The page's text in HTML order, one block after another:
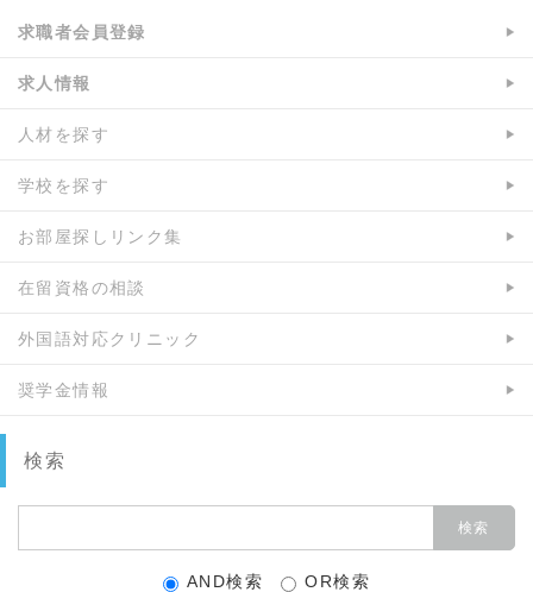
求職者会員登録
求人情報
人材を探す
学校を探す
お部屋探しリンク集
在留資格の相談
外国語対応クリニック
奨学金情報
検索
AND検索 OR検索